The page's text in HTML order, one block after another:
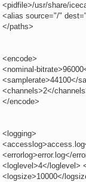
<pidfile>/usr/share/
<alias source="/"
</paths>
<encode>
<nominal-
<samplerate>44100</
<channels>2</
</encode>
<logging>
<errorlog>error.log</
<loglevel>4</loglevel>
<logsize>10000</